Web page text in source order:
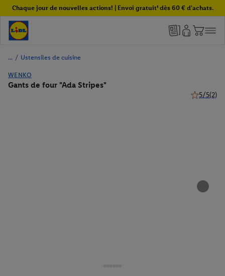
Chaque jour de nouvelles actions! | Envoi gratuit¹ dès 60 € d'achats.
/ Ustensiles de cuisine
WENKO
Gants de four "Ada Stripes"
5/5(2)